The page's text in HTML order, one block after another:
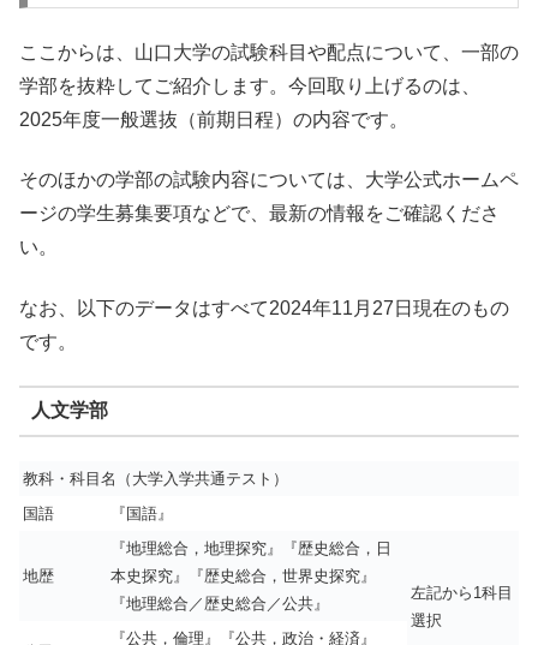
ここからは、山口大学の試験科目や配点について、一部の
学部を抜粋してご紹介します。今回取り上げるのは、
2025年度一般選抜（前期日程）の内容です。
そのほかの学部の試験内容については、大学公式ホームペ
ージの学生募集要項などで、最新の情報をご確認くださ
い。
なお、以下のデータはすべて2024年11月27日現在のもの
です。
人文学部
教科・科目名（大学入学共通テスト）
国語
『国語』
地歴
『地理総合，地理探究』『歴史総合，日
本史探究』『歴史総合，世界史探究』
『地理総合／歴史総合／公共』
左記から1科目
選択
『公共，倫理』『公共，政治・経済』